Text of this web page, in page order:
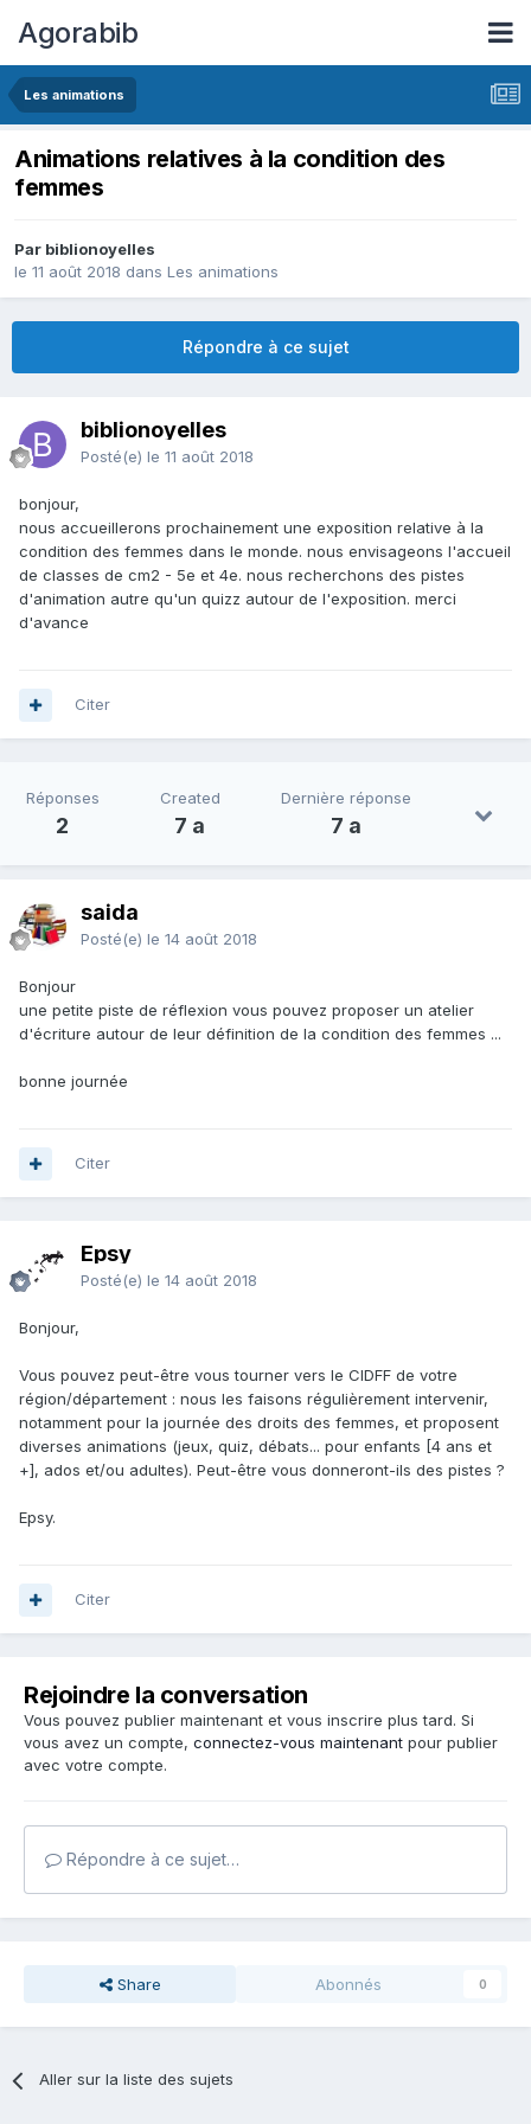
Agorabib
Les animations
Animations relatives à la condition des
femmes
Par biblionoyelles
le 11 août 2018 dans Les animations
Répondre à ce sujet
biblionoyelles
Posté(e) le 11 août 2018
bonjour,
nous accueillerons prochainement une exposition relative à la
condition des femmes dans le monde. nous envisageons l'accueil
de classes de cm2 - 5e et 4e. nous recherchons des pistes
d'animation autre qu'un quizz autour de l'exposition. merci
d'avance
Citer
Réponses
2
Created
7 a
Dernière réponse
7 a
saida
Posté(e) le 14 août 2018
Bonjour
une petite piste de réflexion vous pouvez proposer un atelier
d'écriture autour de leur définition de la condition des femmes ...
bonne journée
Citer
Epsy
Posté(e) le 14 août 2018
Bonjour,
Vous pouvez peut-être vous tourner vers le CIDFF de votre
région/département : nous les faisons régulièrement intervenir,
notamment pour la journée des droits des femmes, et proposent
diverses animations (jeux, quiz, débats... pour enfants [4 ans et
+], ados et/ou adultes). Peut-être vous donneront-ils des pistes ?
Epsy.
Citer
Rejoindre la conversation
Vous pouvez publier maintenant et vous inscrire plus tard. Si
vous avez un compte, connectez-vous maintenant pour publier
avec votre compte.
Répondre à ce sujet…
Share Abonnés 0
Aller sur la liste des sujets